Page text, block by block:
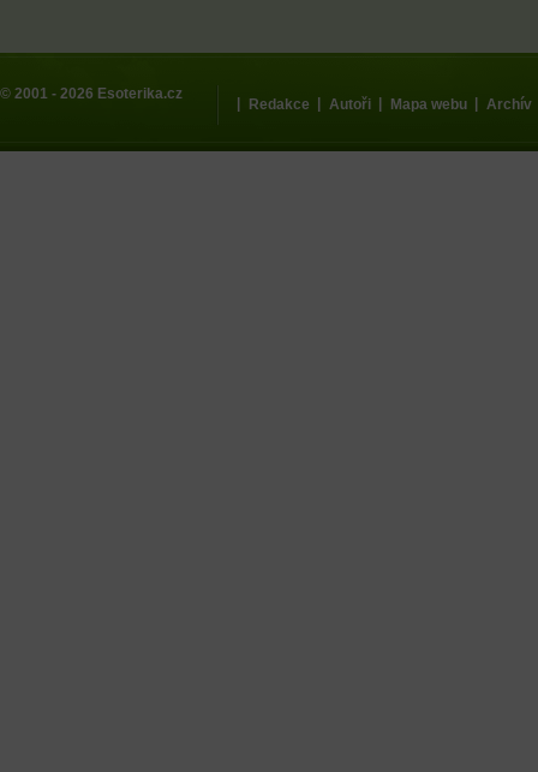
© 2001 - 2026 Esoterika.cz
| Redakce | Autoři | Mapa webu | Archív